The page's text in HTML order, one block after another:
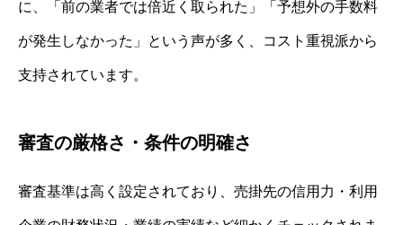
に、「前の業者では倍近く取られた」「予想外の手数料
が発生しなかった」という声が多く、コスト重視派から
支持されています。
審査の厳格さ・条件の明確さ
審査基準は高く設定されており、売掛先の信用力・利用